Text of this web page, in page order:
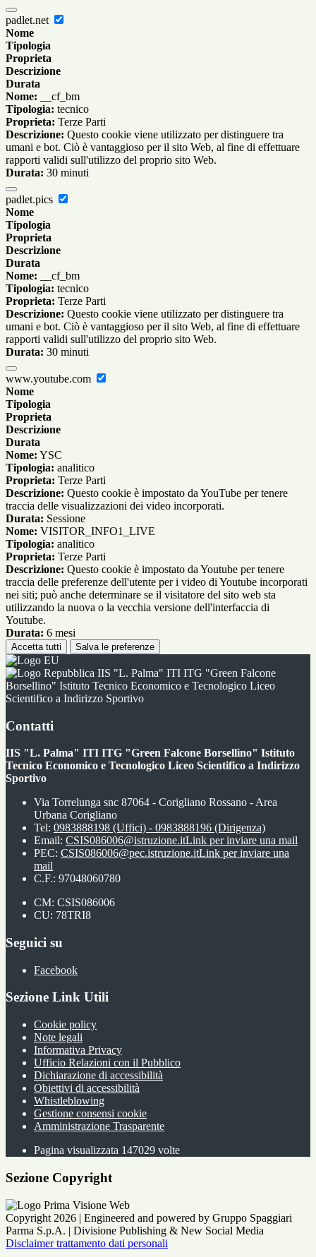
padlet.net
Nome
Tipologia
Proprieta
Descrizione
Durata
Nome: __cf_bm
Tipologia: tecnico
Proprieta: Terze Parti
Descrizione: Questo cookie viene utilizzato per distinguere tra
umani e bot. Ciò è vantaggioso per il sito Web, al fine di effettuare
rapporti validi sull'utilizzo del proprio sito Web.
Durata: 30 minuti
padlet.pics
Nome
Tipologia
Proprieta
Descrizione
Durata
Nome: __cf_bm
Tipologia: tecnico
Proprieta: Terze Parti
Descrizione: Questo cookie viene utilizzato per distinguere tra
umani e bot. Ciò è vantaggioso per il sito Web, al fine di effettuare
rapporti validi sull'utilizzo del proprio sito Web.
Durata: 30 minuti
www.youtube.com
Nome
Tipologia
Proprieta
Descrizione
Durata
Nome: YSC
Tipologia: analitico
Proprieta: Terze Parti
Descrizione: Questo cookie è impostato da YouTube per tenere
traccia delle visualizzazioni dei video incorporati.
Durata: Sessione
Nome: VISITOR_INFO1_LIVE
Tipologia: analitico
Proprieta: Terze Parti
Descrizione: Questo cookie è impostato da Youtube per tenere
traccia delle preferenze dell'utente per i video di Youtube incorporati
nei siti; può anche determinare se il visitatore del sito web sta
utilizzando la nuova o la vecchia versione dell'interfaccia di
Youtube.
Durata: 6 mesi
Accetta tutti Salva le preferenze
IIS "L. Palma" ITI ITG "Green Falcone
Borsellino" Istituto Tecnico Economico e Tecnologico Liceo
Scientifico a Indirizzo Sportivo
Contatti
IIS "L. Palma" ITI ITG "Green Falcone Borsellino" Istituto
Tecnico Economico e Tecnologico Liceo Scientifico a Indirizzo
Sportivo
Via Torrelunga snc 87064 - Corigliano Rossano - Area
Urbana Corigliano
Tel: 0983888198 (Uffici) - 0983888196 (Dirigenza)
Email: CSIS086006@istruzione.itLink per inviare una mail
PEC: CSIS086006@pec.istruzione.itLink per inviare una
mail
C.F.: 97048060780
CM: CSIS086006
CU: 78TRI8
Seguici su
Facebook
Sezione Link Utili
Cookie policy
Note legali
Informativa Privacy
Ufficio Relazioni con il Pubblico
Dichiarazione di accessibilità
Obiettivi di accessibilità
Whistleblowing
Gestione consensi cookie
Amministrazione Trasparente
Pagina visualizzata 147029 volte
Sezione Copyright
Copyright 2026 | Engineered and powered by Gruppo Spaggiari
Parma S.p.A. | Divisione Publishing & New Social Media
Disclaimer trattamento dati personali